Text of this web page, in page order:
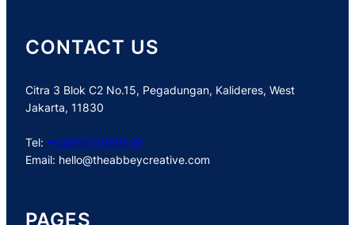
CONTACT US
Citra 3 Blok C2 No.15, Pegadungan, Kalideres, West
Jakarta, 11830
Tel: +6285921069928
Email: hello@theabbeycreative.com
PAGES